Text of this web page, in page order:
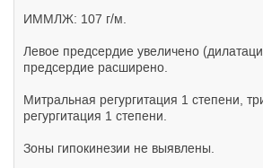
ИММЛЖ: 107 г/м.
Левое предсердие увеличено
предсердие расширено.
Митральная регургитация 1 степени,
регургитация 1 степени.
Зоны гипокинезии не выявлены.